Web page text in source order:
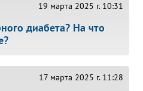
19 марта 2025 г. 10:31
диабета? На что
17 марта 2025 г. 11:28